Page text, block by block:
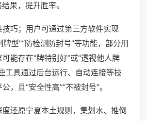
果，提升胜率。
巧；用户可通过第三方软件实现
牌型”“防检测防封号”等功能，部分用
能存在“牌特别好”或“透视他人牌
工具通过后台运行、自动连接等技
，且“安全性高”“不被封号”。
还原宁夏本土规则，集划水、推倒